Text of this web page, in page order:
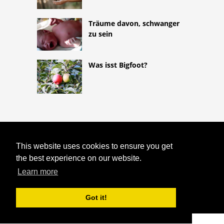
This website uses cookies to ensure you get
the best experience on our website.
Learn more
Got it!
Träume davon, schwanger
zu sein
Was isst Bigfoot?
HTTPS://ASTROLOGYONLINE.NET
PENDEL-HEXEREI: WIE MAN EIN